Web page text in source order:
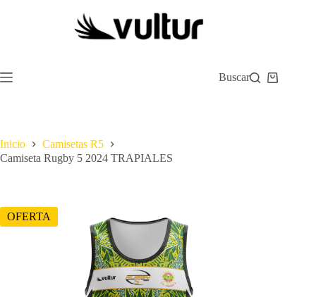
Buscar
Carro
Inicio
Camisetas R5
Camiseta Rugby 5 2024 TRAPIALES
OFERTA